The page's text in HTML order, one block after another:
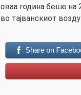
оваа година беше на
во тајванскиот
Share on